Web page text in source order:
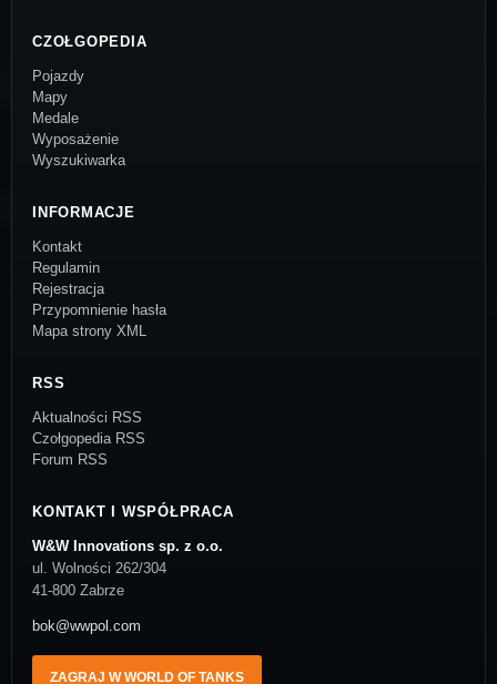
CZOŁGOPEDIA
Pojazdy
Mapy
Medale
Wyposażenie
Wyszukiwarka
INFORMACJE
Kontakt
Regulamin
Rejestracja
Przypomnienie hasła
Mapa strony XML
RSS
Aktualności RSS
Czołgopedia RSS
Forum RSS
KONTAKT I WSPÓŁPRACA
W&W Innovations sp. z o.o.
ul. Wolności 262/304
41-800 Zabrze
bok@wwpol.com
ZAGRAJ W WORLD OF TANKS